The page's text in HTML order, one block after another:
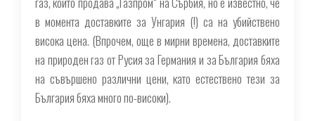
в момента доставките за Унгария (!) са на убийствено
висока цена. (Впрочем, още в мирни времена, доставките
на природен газ от Русия за Германия и за България бяха
на съвършено различни цени, като естествено тези за
България бяха много по-високи).